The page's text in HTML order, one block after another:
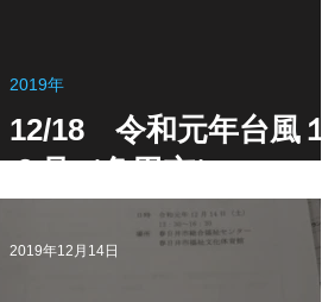
12/18 令和元年台風１
９号（角田市）
2019年
2019年12月14日